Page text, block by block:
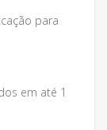
para
em até 1